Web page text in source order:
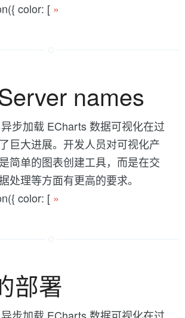
color: [ »
names
步加载 ECharts 数据可视化在过
巨大进展。开发人员对可视化产
简单的图表创建工具，而是在交
处理等方面有更高的要求。
color: [ »
部署